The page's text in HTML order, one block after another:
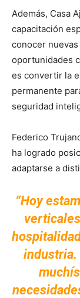
Además, Casa
capacitación
conocer
oportunidades
es convertir la
permanente
seguridad
Federico
ha logrado
adaptarse a
“Hoy
industria.